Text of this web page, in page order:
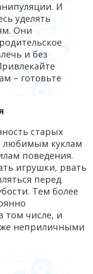
И
уделять
Они
и без
– готовьте
старых
любимым куклам
поведения.
игрушки, рвать
перед
Тем более
том числе, и
неприличными